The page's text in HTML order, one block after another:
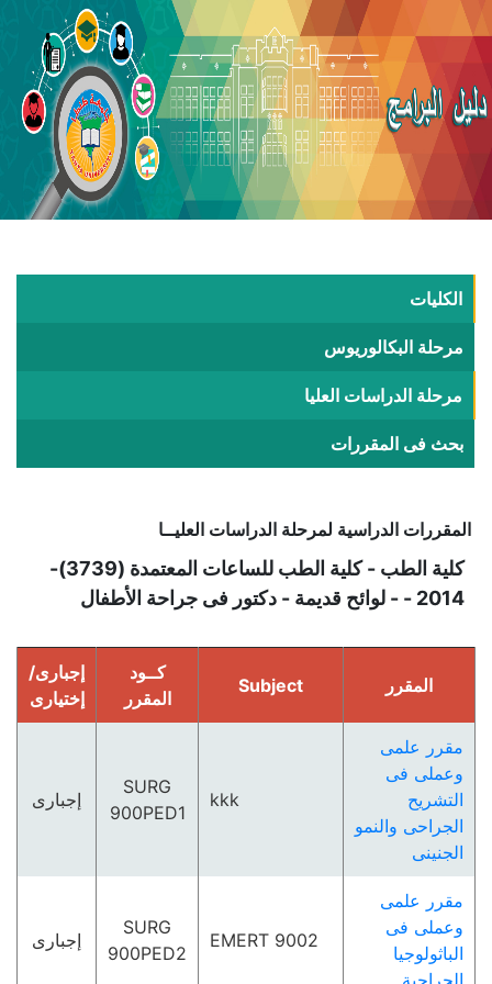
الكليات
مرحلة البكالوريوس
مرحلة الدراسات العليا
بحث فى المقررات
المقررات الدراسية لمرحلة الدراسات العليــا
كلية الطب - كلية الطب للساعات المعتمدة (3739)-
2014 - - لوائح قديمة - دكتور فى جراحة الأطفال
المقرر Subject
كــود
المقرر
إجبارى/
إختيارى
مقرر علمى
وعملى فى
التشريح
الجراحى والنمو
الجنينى
kkk
SURG
900PED1
إجبارى
مقرر علمى
وعملى فى
الباثولوجيا
الجراحية
EMERT 9002
SURG
900PED2
إجبارى